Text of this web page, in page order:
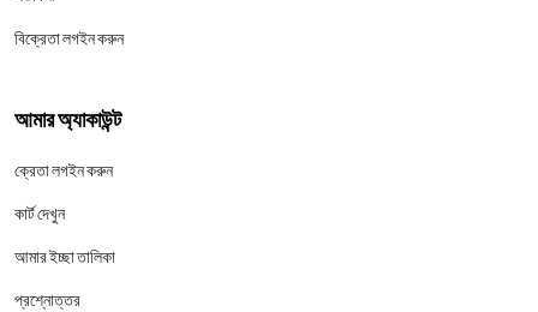
বিক্রেতা লগইন করুন
আমার অ্যাকাউন্ট
ক্রেতা লগইন করুন
কার্ট দেখুন
আমার ইচ্ছা তালিকা
প্রশ্নোত্তর